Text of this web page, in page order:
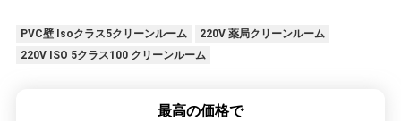
PVC壁 Isoクラス5クリーンルーム
220V 薬局クリーンルーム
220V ISO 5クラス100 クリーンルーム
最高の価格で